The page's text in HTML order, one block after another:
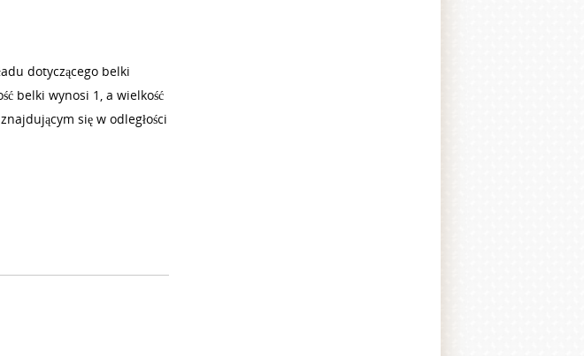
dotyczącego belki
belki wynosi 1, a wielkość
się w odległości